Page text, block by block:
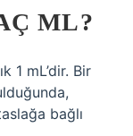
ML?
1 mL’dir. Bir
bağlı